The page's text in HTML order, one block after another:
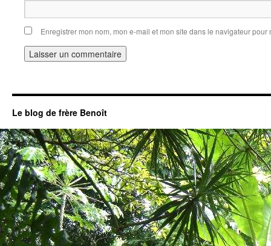
Enregistrer mon nom, mon e-mail et mon site dans le navigateur
Le blog de frère Benoît